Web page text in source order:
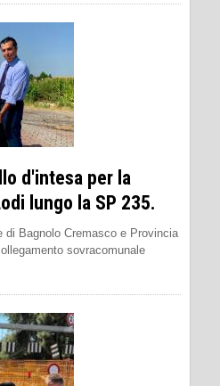
d'intesa per la
lungo la SP 235.
di Bagnolo Cremasco e Provincia
sovracomunale